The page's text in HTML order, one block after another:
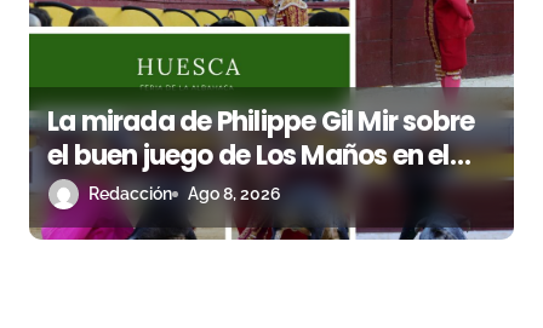
La mirada de Philippe Gil Mir sobre
el buen juego de Los Maños en el
arranque de Huesca
Redacción Ago 8, 2026